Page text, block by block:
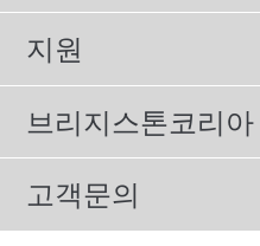
스포츠 타이어
컴포트 타이어
친환경 타이어
SUV/RV 타이어
겨울용 타이어
보증서비스
에너지소비효율등급제도
지원
이용약관
개인정보처리방침
브리지스톤코리아
회사소개
올림픽활동
고객문의